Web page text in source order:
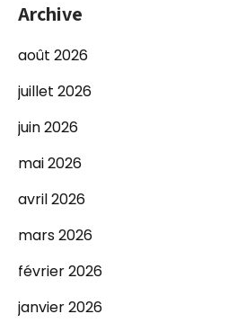
Archive
août 2026
juillet 2026
juin 2026
mai 2026
avril 2026
mars 2026
février 2026
janvier 2026